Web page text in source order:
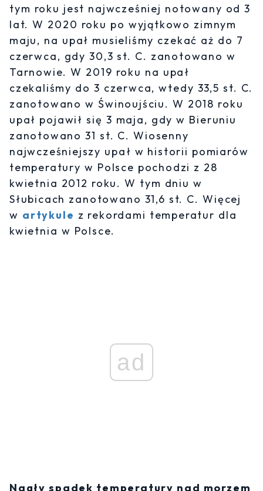
tym roku jest najwcześniej notowany od 3
lat. W 2020 roku po wyjątkowo zimnym
maju, na upał musieliśmy czekać aż do 7
czerwca, gdy 30,3 st. C. zanotowano w
Tarnowie. W 2019 roku na upał
czekaliśmy do 3 czerwca, wtedy 33,5 st. C.
zanotowano w Świnoujściu. W 2018 roku
upał pojawił się 3 maja, gdy w Bieruniu
zanotowano 31 st. C. Wiosenny
najwcześniejszy upał w historii pomiarów
temperatury w Polsce pochodzi z 28
kwietnia 2012 roku. W tym dniu w
Słubicach zanotowano 31,6 st. C. Więcej
w artykule z rekordami temperatur dla
kwietnia w Polsce.
ad
Nagły spadek temperatury nad morzem